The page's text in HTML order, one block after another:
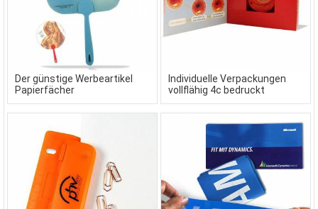
Der günstige Werbeartikel
Papierfächer
Individuelle Verpackungen
vollflähig 4c bedruckt